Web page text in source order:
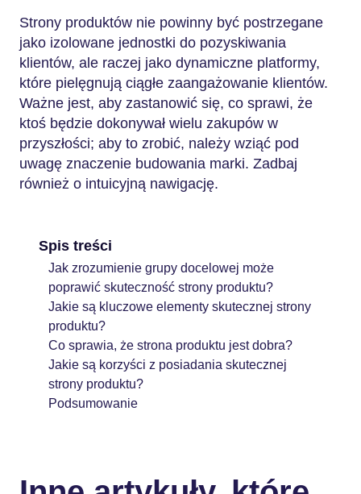
Strony produktów nie powinny być postrzegane
jako izolowane jednostki do pozyskiwania
klientów, ale raczej jako dynamiczne platformy,
które pielęgnują ciągłe zaangażowanie klientów.
Ważne jest, aby zastanowić się, co sprawi, że
ktoś będzie dokonywał wielu zakupów w
przyszłości; aby to zrobić, należy wziąć pod
uwagę znaczenie budowania marki. Zadbaj
również o intuicyjną nawigację.
Spis treści
Jak zrozumienie grupy docelowej może
poprawić skuteczność strony produktu?
Jakie są kluczowe elementy skutecznej strony
produktu?
Co sprawia, że strona produktu jest dobra?
Jakie są korzyści z posiadania skutecznej
strony produktu?
Podsumowanie